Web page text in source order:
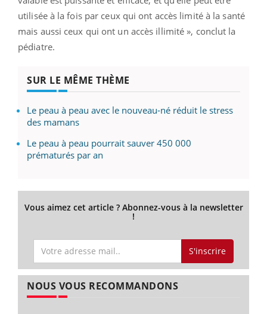
utilisée à la fois par ceux qui ont accès limité à la santé
mais aussi ceux qui ont un accès illimité », conclut la
pédiatre.
SUR LE MÊME THÈME
Le peau à peau avec le nouveau-né réduit le stress
des mamans
Le peau à peau pourrait sauver 450 000
prématurés par an
Vous aimez cet article ? Abonnez-vous à la newsletter
!
S'inscrire
NOUS VOUS RECOMMANDONS